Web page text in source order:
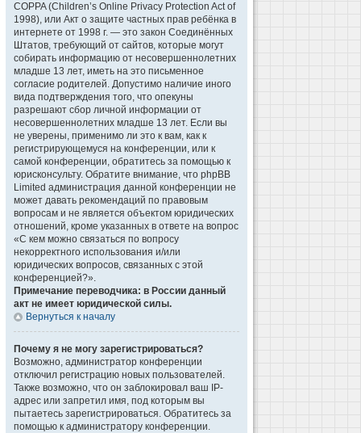
COPPA (Children’s Online Privacy Protection Act of
1998), или Акт о защите частных прав ребёнка в
интернете от 1998 г. — это закон Соединённых
Штатов, требующий от сайтов, которые могут
собирать информацию от несовершеннолетних
младше 13 лет, иметь на это письменное
согласие родителей. Допустимо наличие иного
вида подтверждения того, что опекуны
разрешают сбор личной информации от
несовершеннолетних младше 13 лет. Если вы
не уверены, применимо ли это к вам, как к
регистрирующемуся на конференции, или к
самой конференции, обратитесь за помощью к
юрисконсульту. Обратите внимание, что phpBB
Limited администрация данной конференции не
может давать рекомендаций по правовым
вопросам и не является объектом юридических
отношений, кроме указанных в ответе на вопрос
«С кем можно связаться по вопросу
некорректного использования и/или
юридических вопросов, связанных с этой
конференцией?».
Примечание переводчика: в России данный
акт не имеет юридической силы.
Вернуться к началу
Почему я не могу зарегистрироваться?
Возможно, администратор конференции
отключил регистрацию новых пользователей.
Также возможно, что он заблокировал ваш IP-
адрес или запретил имя, под которым вы
пытаетесь зарегистрироваться. Обратитесь за
помощью к администратору конференции.